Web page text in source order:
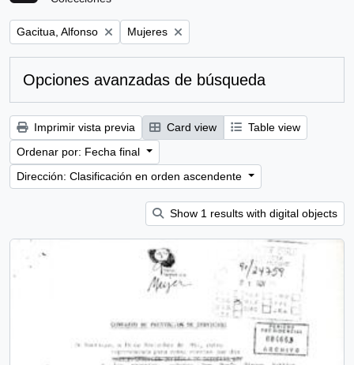
Remove filter:
Gacitua, Alfonso Remove filter:
Mujeres
Opciones avanzadas de búsqueda
Imprimir vista previa Card view
Table view
Ordenar por: Fecha final
Dirección: Clasificación en orden ascendente
Show 1 results with digital objects